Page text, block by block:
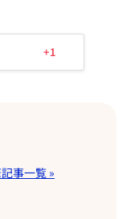
+1